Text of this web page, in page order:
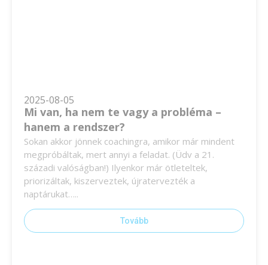
2025-08-05
Mi van, ha nem te vagy a probléma –
hanem a rendszer?
Sokan akkor jönnek coachingra, amikor már mindent
megpróbáltak, mert annyi a feladat. (Üdv a 21.
századi valóságban!) Ilyenkor már ötleteltek,
priorizáltak, kiszerveztek, újratervezték a
naptárukat…..
Tovább